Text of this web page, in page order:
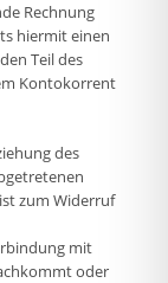
Rechnung
hiermit einen
Teil des
Kontokorrent
des
zum Widerruf
mit
oder